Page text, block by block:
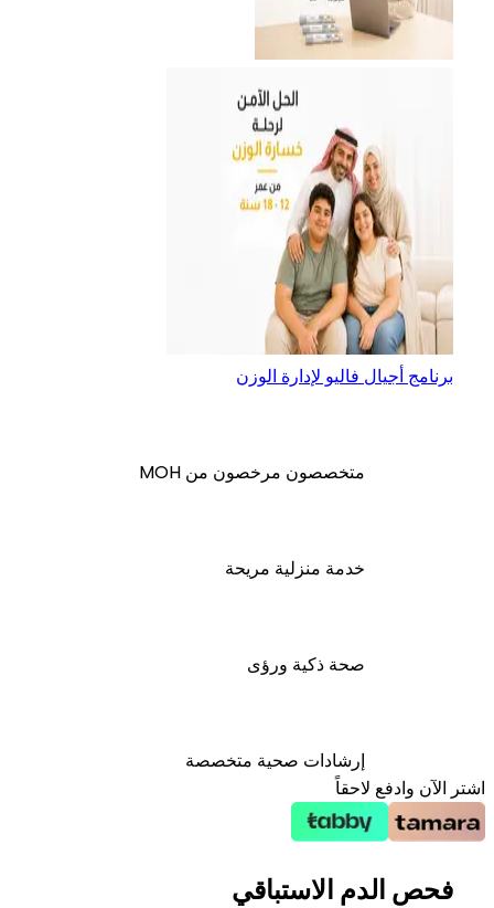
برنامج أجيال فاليو لإدارة الوزن
متخصصون مرخصون من MOH
خدمة منزلية مريحة
صحة ذكية ورؤى
إرشادات صحية متخصصة
اشتر الآن وادفع لاحقاً
فحص الدم الاستباقي